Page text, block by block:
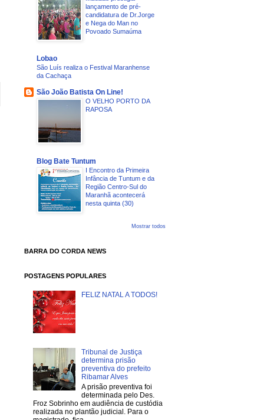
lançamento de pré-
candidatura de Dr.Jorge
e Nega do Man no
Povoado Sumaúma
Lobao
São Luís realiza o Festival Maranhense
da Cachaça
São João Batista On Line!
O VELHO PORTO DA
RAPOSA
Blog Bate Tuntum
I Encontro da Primeira
Infância de Tuntum e da
Região Centro-Sul do
Maranhã acontecerá
nesta quinta (30)
Mostrar todos
BARRA DO CORDA NEWS
POSTAGENS POPULARES
FELIZ NATAL A TODOS!
Tribunal de Justiça
determina prisão
preventiva do prefeito
Ribamar Alves
A prisão preventiva foi
determinada pelo Des.
Froz Sobrinho em audiência de custódia
realizada no plantão judicial. Para o